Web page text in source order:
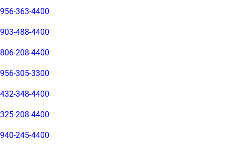
956-363-4400
903-488-4400
806-208-4400
956-305-3300
432-348-4400
325-208-4400
940-245-4400